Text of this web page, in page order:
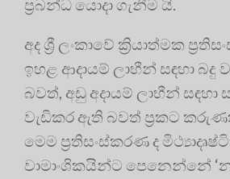
ප්‍රබන්ධ යොදා ගැනීම යි.
අද ශ්‍රී ලංකාවේ ක්‍රියාත්මක
ඉහළ ආදායම් ලාභීන් සඳහා බදු
බවත්, අඩු අදායම් ලාභීන් සඳහා
වැඩිකර ඇති බවත් ප්‍රකට
මෙම ප්‍රතිසංස්කරණ ද
වාමාංශිකයින්ට පෙනෙන්නේ